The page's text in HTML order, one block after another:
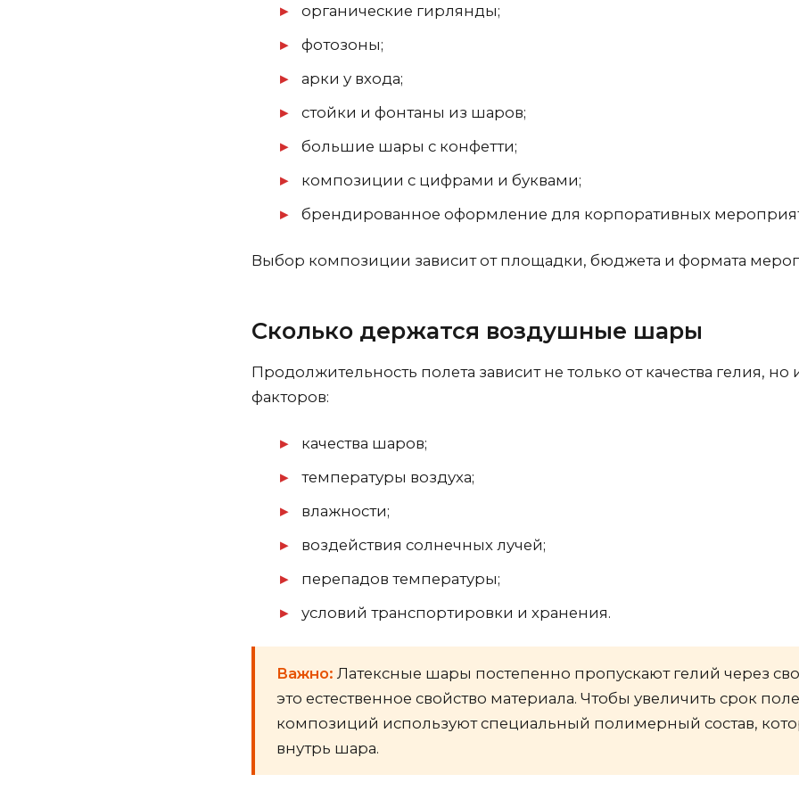
органические гирлянды;
фотозоны;
арки у входа;
стойки и фонтаны из шаров;
большие шары с конфетти;
композиции с цифрами и буквами;
брендированное оформление для корпоративных
Выбор композиции зависит от площадки, бюджета и формата
Сколько держатся воздушные шары
Продолжительность полета зависит не только от качества гелия, но
факторов:
качества шаров;
температуры воздуха;
влажности;
воздействия солнечных лучей;
перепадов температуры;
условий транспортировки и хранения.
Важно: Латексные шары постепенно пропускают гелий через
это естественное свойство материала. Чтобы увеличить срок
композиций используют специальный полимерный состав,
внутрь шара.